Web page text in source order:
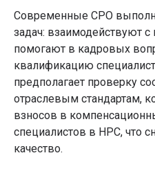
Современные СРО
задач: взаимодействуют
помогают в кадровых
квалификацию
предполагает проверку
отраслевым стандартам,
взносов в
специалистов в НРС, что
качество.